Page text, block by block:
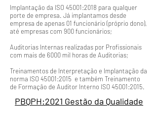
Implantação da ISO 45001:2018 para qualquer
porte de empresa. Já implantamos desde
empresa de apenas 01 funcionário (próprio dono),
até empresas com 900 funcionários;
Auditorias Internas realizadas por Profissionais
com mais de 6000 mil horas de Auditorias;
Treinamentos de Interpretação e Implantação da
norma ISO 45001:2015 e também Treinamento
de Formação de Auditor Interno ISO 45001:2015.
PBQPH:2021 Gestão da Qualidade